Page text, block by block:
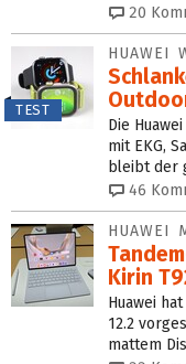
20
TEST
HUAWEI
Die
mit EKG,
bleibt der
46
HUAWEI
Kirin
Huawei
12.2
mattem